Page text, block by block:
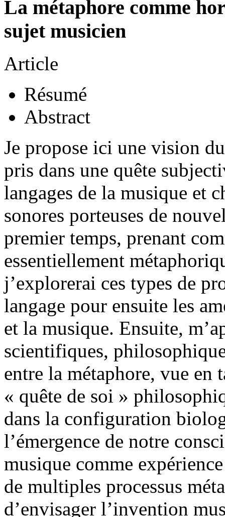
La métaphore comme
sujet musicien
Article
Résumé
Abstract
Je propose ici une vision
pris dans une quête
langages de la musique et
sonores porteuses de
premier temps, prenant
essentiellement
j’explorerai ces types de
langage pour ensuite les
et la musique. Ensuite,
scientifiques,
entre la métaphore, vue en
« quête de soi »
dans la configuration
l’émergence de notre
musique comme
de multiples processus
d’envisager l’invention